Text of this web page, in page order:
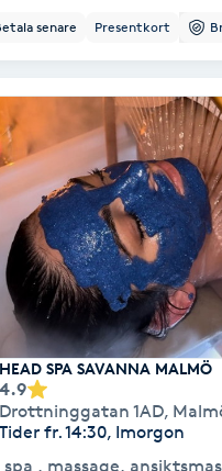
senare Presentkort
HEAD SPA SAVANNA MALMÖ
4.9
Drottninggatan 1AD,
Tider fr. 14:30, Imorgon
, massage,